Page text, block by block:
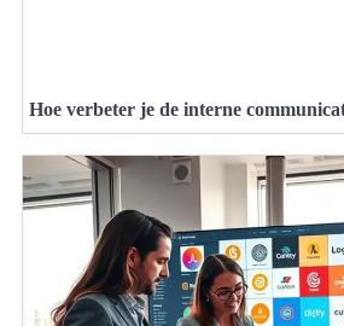
Hoe verbeter je de interne